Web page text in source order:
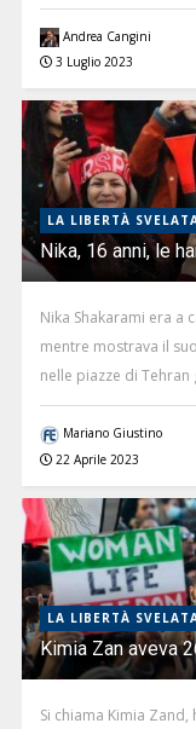
Andrea Cangini
3 Luglio 2023
LA LIBERTÀ
Nika, 16 anni, le
Nika Shakarami era a
mentre mostrava il
nelle piazze di Tehran
Mariano Giustino
22 Aprile 2023
LA LIBERTÀ
Kimia Zan aveva
Si chiama Kimia